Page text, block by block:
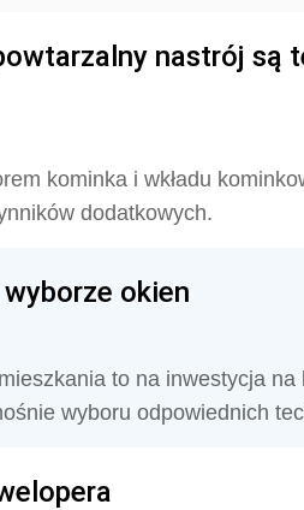
nastrój są
kominka i wkładu
dodatkowych.
okien
to na inwestycja
wyboru odpowiednich